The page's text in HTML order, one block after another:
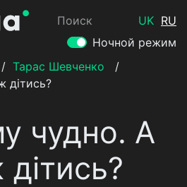
Поиск UK RU
Ночной режим
/ Тарас Шевченко
/
дітись?
чудно. А